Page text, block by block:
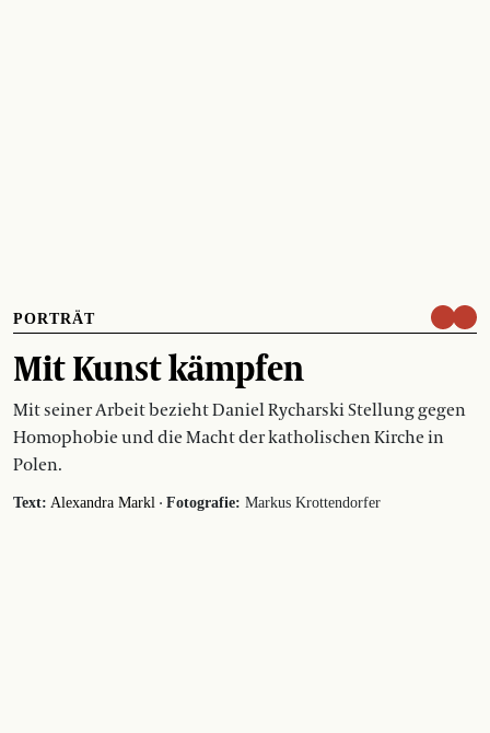
PORTRÄT
Mit Kunst kämpfen
Mit seiner Arbeit bezieht Daniel Rycharski Stellung gegen
Homophobie und die Macht der katholischen Kirche in
Polen.
Text: Alexandra Markl · Fotografie: Markus Krottendorfer